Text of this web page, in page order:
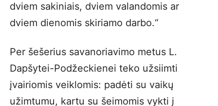
dviem sakiniais, dviem valandomis ar
dviem dienomis skiriamo darbo.“
Per šešerius savanoriavimo metus L.
Dapšytei-Podžeckienei teko užsiimti
įvairiomis veiklomis: padėti su vaikų
užimtumu, kartu su šeimomis vykti į